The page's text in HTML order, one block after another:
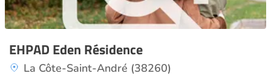
EHPAD Eden Résidence
La Côte-Saint-André (38260)